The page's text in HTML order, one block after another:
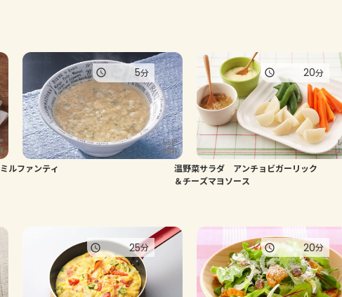
ミルファンティ
5分
温野菜サラダ アンチョビガーリック
＆チーズマヨソース
20分
25分 20分